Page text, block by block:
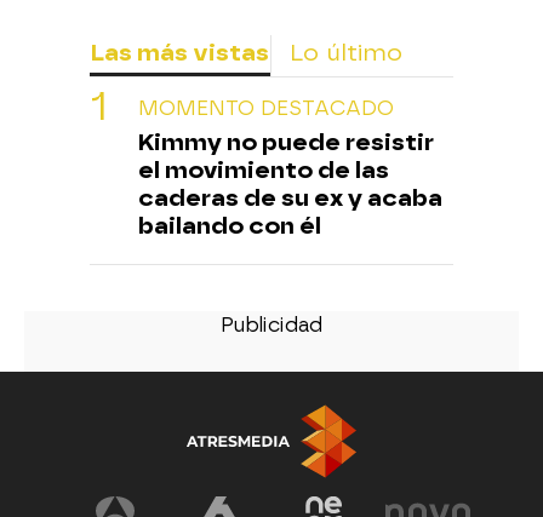
Las más vistas Lo último
MOMENTO DESTACADO
Kimmy no puede resistir
el movimiento de las
caderas de su ex y acaba
bailando con él